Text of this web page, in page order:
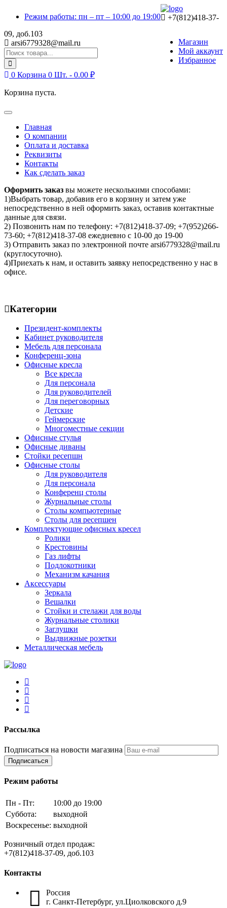
Режим работы: пн – пт – 10:00 до 19:00
Магазин
Мой аккаунт
Избранное
+7(812)418-37-
09, доб.103
arsi6779328@mail.ru
Search
for:
0 Корзина 0 Шт. - 0.00 ₽
Корзина пуста.
Toggle
navigationГлавная
О компании
Оплата и доставка
Реквизиты
Контакты
Как сделать заказ
Оформить заказ вы можете несколькими способами:
1)Выбрать товар, добавив его в корзину и затем уже
непосредственно в ней оформить заказ, оставив контактные
данные для связи.
2) Позвонить нам по телефону: +7(812)418-37-09; +7(952)266-
73-60; +7(812)418-37-08 ежедневно с 10-00 до 19-00
3) Отправить заказ по электронной почте arsi6779328@mail.ru
(круглосуточно).
4)Приехать к нам, и оставить заявку непосредственно у нас в
офисе.
Категории
Президент-комплекты
Кабинет руководителя
Мебель для персонала
Конференц-зона
Офисные кресла
Все кресла
Для персонала
Для руководителей
Для переговорных
Детские
Геймерские
Многоместные секции
Офисные стулья
Офисные диваны
Стойки ресепшн
Офисные столы
Для руководителя
Для персонала
Конференц столы
Журнальные столы
Столы компьютерные
Столы для ресепшен
Комплектующие офисных кресел
Ролики
Крестовины
Газ лифты
Подлокотники
Механизм качания
Аксессуары
Зеркала
Вешалки
Стойки и стелажи для воды
Журнальные столики
Заглушки
Выдвижные розетки
Металлическая мебель
Рассылка
Подписаться на новости магазина
Подписаться
Режим работы
Пн - Пт:
10:00 до 19:00
Суббота:
выходной
Воскресенье: выходной
Розничный отдел продаж:
+7(812)418-37-09, доб.103
Контакты
Россия
г. Санкт-Петербург, ул.Циолковского д.9